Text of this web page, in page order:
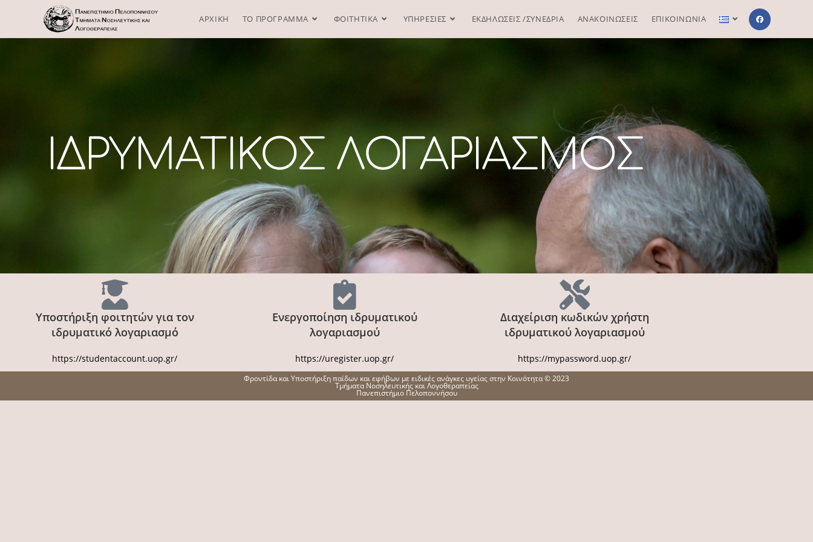
ΑΡΧΙΚΗ ΤΟ ΠΡΟΓΡΑΜΜΑ ΦΟΙΤΗΤΙΚΑ ΥΠΗΡΕΣΙΕΣ ΕΚΔΗΛΩΣΕΙΣ /ΣΥΝΕΔΡΙΑ ΑΝΑΚΟΙΝΩΣΕΙΣ ΕΠΙΚΟΙΝΩΝΙΑ
ΙΔΡΥΜΑΤΙΚΟΣ ΛΟΓΑΡΙΑΣΜΟΣ
Υποστήριξη φοιτητών για τον
ιδρυματικό λογαριασμό
https://studentaccount.uop.gr/
Ενεργοποίηση ιδρυματικού
λογαριασμού
https://uregister.uop.gr/
Διαχείριση κωδικών χρήστη
ιδρυματικού λογαριασμού
https://mypassword.uop.gr/
Φροντίδα και Υποστήριξη παίδων και εφήβων με ειδικές ανάγκες υγείας στην Κοινότητα © 2023
Τμήματα Νοσηλευτικής και Λογοθεραπείας
Πανεπιστήμιο Πελοποννήσου